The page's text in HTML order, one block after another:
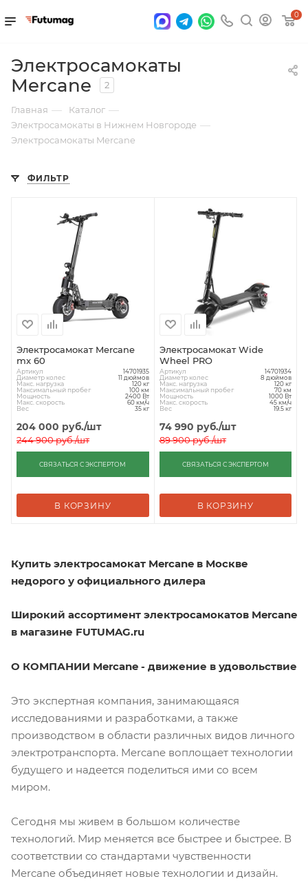
0
Электросамокаты
Mercane
2
Главная — Каталог —
Электросамокаты в Нижнем Новгороде —
Электросамокаты Mercane
ФИЛЬТР
Электросамокат Mercane
mx 60
Артикул 14701935
Диаметр колес 11 дюймов
Макс. нагрузка 120 кг
Максимальный пробег 100 км
Мощность 2400 Вт
Макс. скорость 60 км/ч
Вес 35 кг
204 000 руб./шт
244 900руб./шт
СВЯЗАТЬСЯ С ЭКСПЕРТОМ
В КОРЗИНУ
Электросамокат Wide
Wheel PRO
Артикул 14701934
Диаметр колес 8 дюймов
Макс. нагрузка 120 кг
Максимальный пробег 70 км
Мощность 1000 Вт
Макс. скорость 45 км/ч
Вес 19.5 кг
74 990 руб./шт
89 900руб./шт
СВЯЗАТЬСЯ С ЭКСПЕРТОМ
В КОРЗИНУ
Купить электросамокат Mercane в Москве
недорого у официального дилера
Широкий ассортимент электросамокатов Mercane
в магазине FUTUMAG.ru
О КОМПАНИИ Mercane - движение в удовольствие
Это экспертная компания, занимающаяся
исследованиями и разработками, а также
производством в области различных видов личного
электротранспорта. Mercane воплощает технологии
будущего и надеется поделиться ими со всем
миром.
Сегодня мы живем в большом количестве
технологий. Мир меняется все быстрее и быстрее. В
соответствии со стандартами чувственности
Mercane объединяет новые технологии и дизайн.